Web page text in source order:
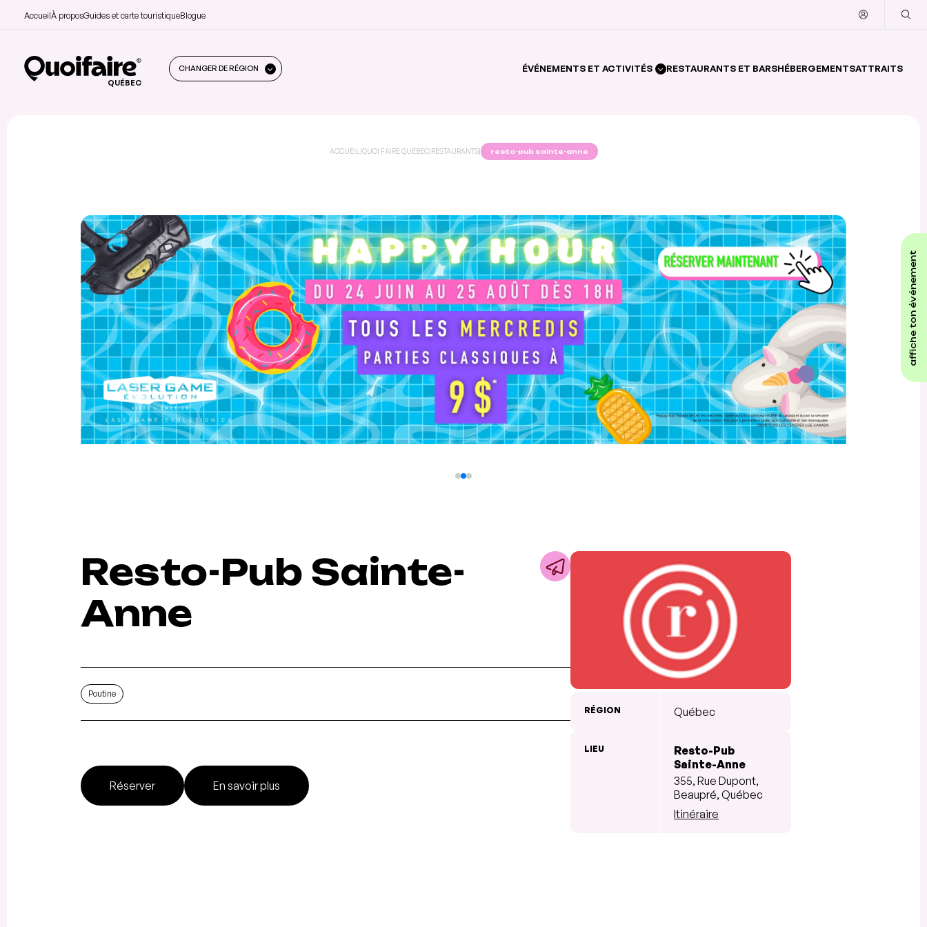
AccueilÀ proposGuides et carte touristiqueBlogue
QUÉBEC
CHANGER DE RÉGION ÉVÉNEMENTS ET ACTIVITÉS RESTAURANTS ET BARSHÉBERGEMENTSATTRAITS
affiche ton événement
ACCUEIL |QUOI FAIRE QUÉBEC|RESTAURANTS| resto-pub sainte-anne
Resto-Pub Sainte-
Anne
Poutine
Réserver En savoir plus
RÉGION Québec
LIEU
Resto-Pub
Sainte-Anne
355, Rue Dupont,
Beaupré, Québec
Itinéraire